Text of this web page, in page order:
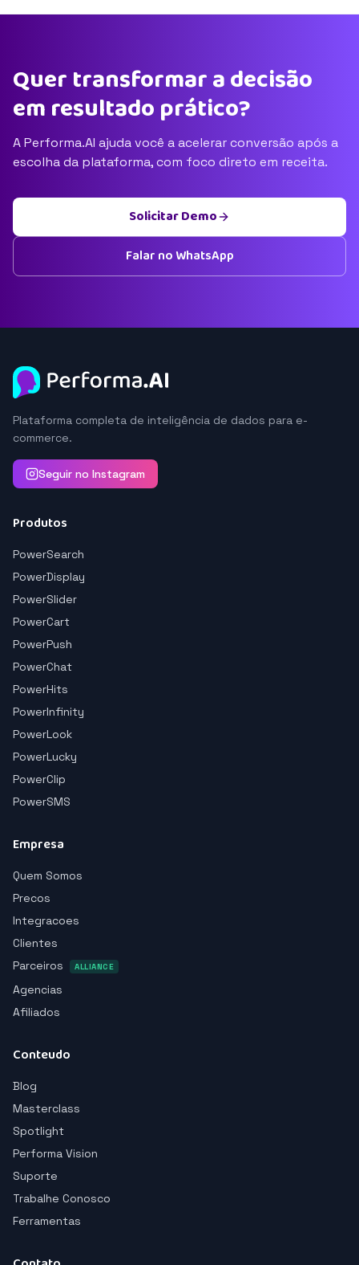
Quer transformar a decisão
em resultado prático?
A Performa.AI ajuda você a acelerar conversão após a
escolha da plataforma, com foco direto em receita.
Solicitar Demo
Falar no WhatsApp
Plataforma completa de inteligência de dados para e-
commerce.
Seguir no Instagram
Produtos
PowerSearch
PowerDisplay
PowerSlider
PowerCart
PowerPush
PowerChat
PowerHits
PowerInfinity
PowerLook
PowerLucky
PowerClip
PowerSMS
Empresa
Quem Somos
Precos
Integracoes
Clientes
Parceiros
ALLIANCE
Agencias
Afiliados
Conteudo
Blog
Masterclass
Spotlight
Performa Vision
Suporte
Trabalhe Conosco
Ferramentas